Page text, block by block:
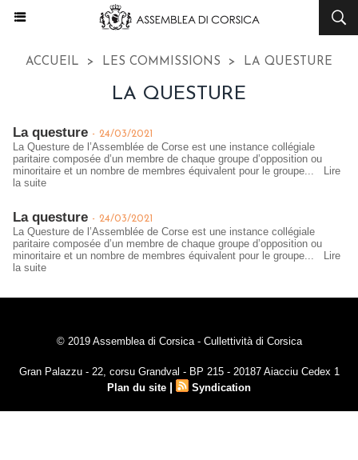
ACCUEIL > LES COMMISSIONS > LA QUESTURE
LA QUESTURE
La questure - 24/03/2021
La Questure de l’Assemblée de Corse est une instance collégiale
paritaire composée d’un membre de chaque groupe d’opposition ou
minoritaire et un nombre de membres équivalent pour le groupe...
Lire
la suite
La questure - 24/03/2021
La Questure de l’Assemblée de Corse est une instance collégiale
paritaire composée d’un membre de chaque groupe d’opposition ou
minoritaire et un nombre de membres équivalent pour le groupe...
Lire
la suite
© 2019 Assemblea di Corsica - Cullettività di Corsica
Gran Palazzu - 22, corsu Grandval - BP 215 - 20187 Aiacciu Cedex 1
Plan du site | Syndication